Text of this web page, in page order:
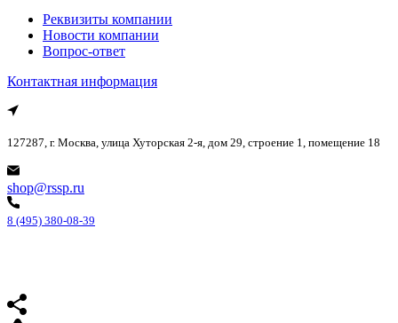
Реквизиты компании
Новости компании
Вопрос-ответ
Контактная информация
127287, г. Москва, улица Хуторская 2-я, дом 29, строение 1, помещение 18
shop@rssp.ru
8 (495) 380-08-39